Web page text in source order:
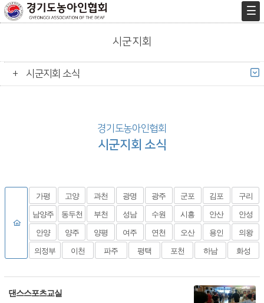
시군지회
시군지회 소식
경기도농아인협회
시군지회 소식
가평 고양 과천 광명 광주 군포 김포
구리
남양주
동두천 부천 성남 수원 시흥 안산
안성
안양
양주 양평 여주 연천 오산 용인
의왕
의정부
이천 파주 평택 포천 하남 화성
댄스스포츠교실